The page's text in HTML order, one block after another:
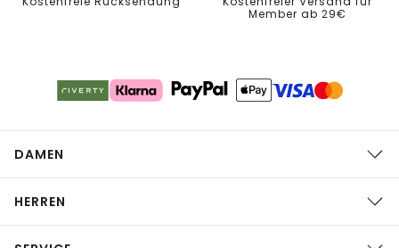
Member ab 29€
DAMEN
HERREN